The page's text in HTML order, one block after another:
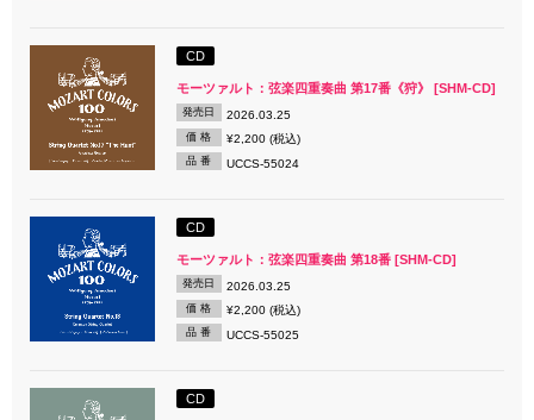
CD
モーツァルト：弦楽四重奏曲 第17番《狩》 [SHM-CD]
発売日 2026.03.25
価 格 ¥2,200 (税込)
品 番 UCCS-55024
CD
モーツァルト：弦楽四重奏曲 第18番 [SHM-CD]
発売日 2026.03.25
価 格 ¥2,200 (税込)
品 番 UCCS-55025
CD